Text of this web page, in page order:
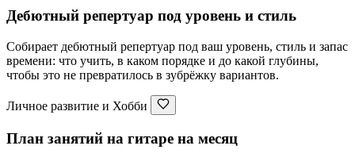
Дебютный репертуар под уровень и стиль
Собирает дебютный репертуар под ваш уровень, стиль и запас
времени: что учить, в каком порядке и до какой глубины,
чтобы это не превратилось в зубрёжку вариантов.
Личное развитие и Хобби
План занятий на гитаре на месяц